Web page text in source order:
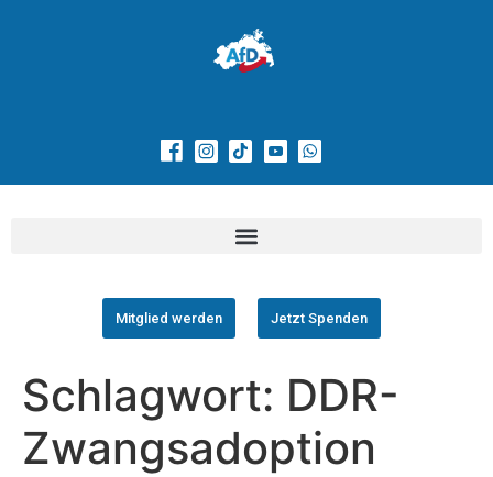
Mitglied werden Jetzt Spenden
Schlagwort: DDR-
Zwangsadoption